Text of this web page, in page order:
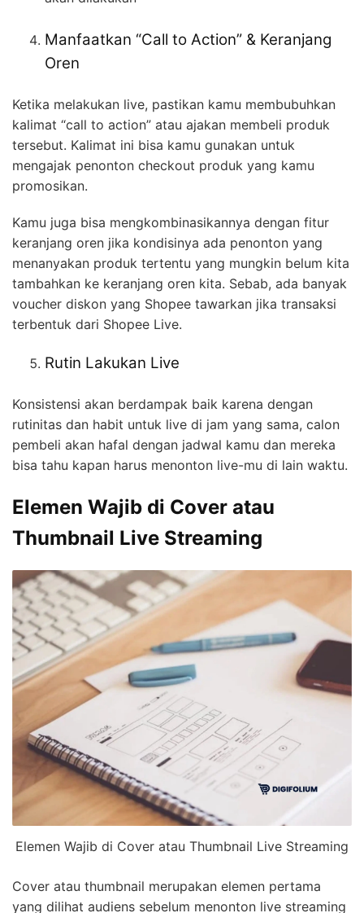
Manfaatkan “Call to Action” & Keranjang
Oren
Ketika melakukan live, pastikan kamu membubuhkan
kalimat “call to action” atau ajakan membeli produk
tersebut. Kalimat ini bisa kamu gunakan untuk
mengajak penonton checkout produk yang kamu
promosikan.
Kamu juga bisa mengkombinasikannya dengan fitur
keranjang oren jika kondisinya ada penonton yang
menanyakan produk tertentu yang mungkin belum kita
tambahkan ke keranjang oren kita. Sebab, ada banyak
voucher diskon yang Shopee tawarkan jika transaksi
terbentuk dari Shopee Live.
Rutin Lakukan Live
Konsistensi akan berdampak baik karena dengan
rutinitas dan habit untuk live di jam yang sama, calon
pembeli akan hafal dengan jadwal kamu dan mereka
bisa tahu kapan harus menonton live-mu di lain waktu.
Elemen Wajib di Cover atau
Thumbnail Live Streaming
Elemen Wajib di Cover atau Thumbnail Live Streaming
Cover atau thumbnail merupakan elemen pertama
yang dilihat audiens sebelum menonton live streaming